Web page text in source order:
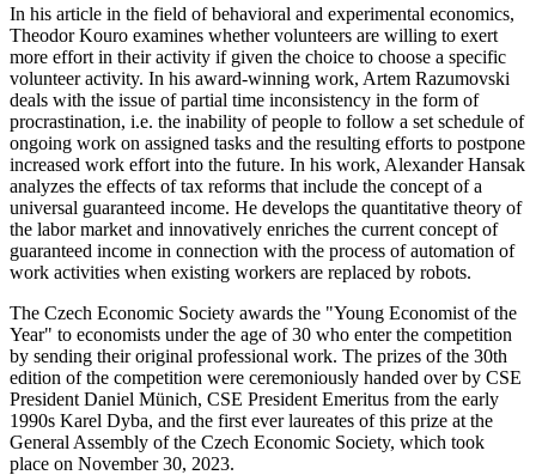
In his article in the field of behavioral and experimental economics,
Theodor Kouro examines whether volunteers are willing to exert
more effort in their activity if given the choice to choose a specific
volunteer activity. In his award-winning work, Artem Razumovski
deals with the issue of partial time inconsistency in the form of
procrastination, i.e. the inability of people to follow a set schedule of
ongoing work on assigned tasks and the resulting efforts to postpone
increased work effort into the future. In his work, Alexander Hansak
analyzes the effects of tax reforms that include the concept of a
universal guaranteed income. He develops the quantitative theory of
the labor market and innovatively enriches the current concept of
guaranteed income in connection with the process of automation of
work activities when existing workers are replaced by robots.
The Czech Economic Society awards the "Young Economist of the
Year" to economists under the age of 30 who enter the competition
by sending their original professional work. The prizes of the 30th
edition of the competition were ceremoniously handed over by CSE
President Daniel Münich, CSE President Emeritus from the early
1990s Karel Dyba, and the first ever laureates of this prize at the
General Assembly of the Czech Economic Society, which took
place on November 30, 2023.